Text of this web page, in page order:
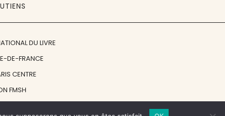
DU LIVRE
DE-FRANCE
CENTRE
FMSH